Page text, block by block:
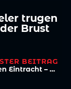
trugen
Brust
BEITRAG
0:2 gegen Eintracht – Viktoria belohnt sich nicht für tollen Auftritt